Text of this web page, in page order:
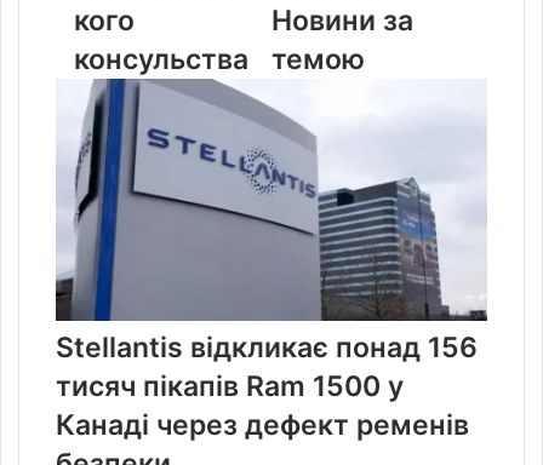
кого
консульства
Новини за
темою
Stellantis відкликає понад 156
тисяч пікапів Ram 1500 у
Канаді через дефект ременів